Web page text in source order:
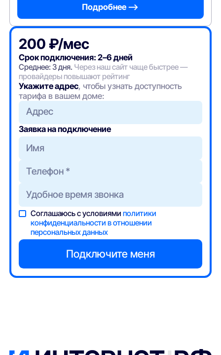
Подробнее —>
200 ₽/мес
Срок подключения: 2–6 дней
Среднее: 3 дня. Через наш сайт чаще быстрее —
провайдеры повышают рейтинг
Укажите адрес, чтобы узнать доступность
тарифа в вашем доме:
Адрес
Заявка на подключение
Соглашаюсь с условиямиполитики
конфиденциальности в отношении
персональных данных